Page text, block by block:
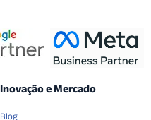
Inovação e Mercado
Blog